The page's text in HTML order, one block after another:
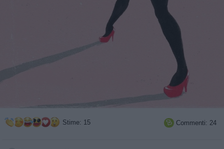
Stime: 15  Commenti: 24